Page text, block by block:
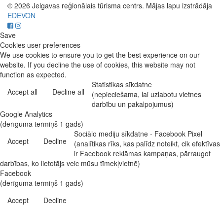
© 2026 Jelgavas reģionālais tūrisma centrs. Mājas lapu izstrādāja
EDEVON
Save
Cookies user preferences
We use cookies to ensure you to get the best experience on our
website. If you decline the use of cookies, this website may not
function as expected.
Accept all
Decline all
Statistikas sīkdatne
(nepieciešama, lai uzlabotu vietnes
darbību un pakalpojumus)
Google Analytics
(derīguma termiņš 1 gads)
Accept
Decline
Sociālo mediju sīkdatne - Facebook Pixel
(analītikas rīks, kas palīdz noteikt, cik efektīvas
ir Facebook reklāmas kampaņas, pārraugot
darbības, ko lietotājs veic mūsu tīmekļvietnē)
Facebook
(derīguma termiņš 1 gads)
Accept
Decline